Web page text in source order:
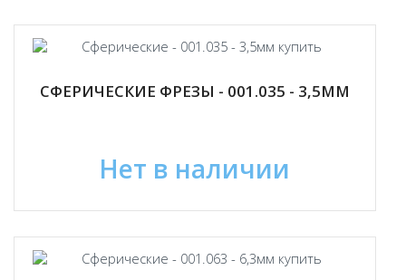
СФЕРИЧЕСКИЕ ФРЕЗЫ - 001.035 - 3,5ММ
Нет в наличии